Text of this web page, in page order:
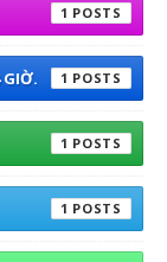
1
GIỜ. 1
1
1